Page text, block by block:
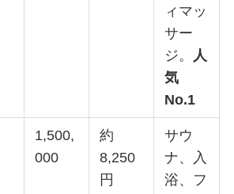
ィマッ
サー
ジ。 人
気
No.1
1,500,
000
約
8,250
円
サウ
ナ、入
浴、フ